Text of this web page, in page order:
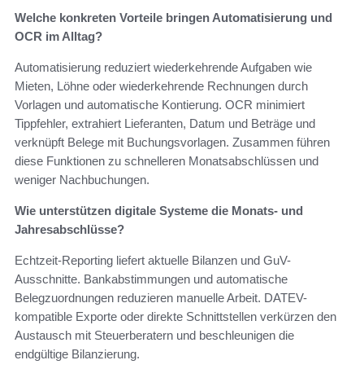
Welche konkreten Vorteile bringen Automatisierung und
OCR im Alltag?
Automatisierung reduziert wiederkehrende Aufgaben wie
Mieten, Löhne oder wiederkehrende Rechnungen durch
Vorlagen und automatische Kontierung. OCR minimiert
Tippfehler, extrahiert Lieferanten, Datum und Beträge und
verknüpft Belege mit Buchungsvorlagen. Zusammen führen
diese Funktionen zu schnelleren Monatsabschlüssen und
weniger Nachbuchungen.
Wie unterstützen digitale Systeme die Monats- und
Jahresabschlüsse?
Echtzeit-Reporting liefert aktuelle Bilanzen und GuV-
Ausschnitte. Bankabstimmungen und automatische
Belegzuordnungen reduzieren manuelle Arbeit. DATEV-
kompatible Exporte oder direkte Schnittstellen verkürzen den
Austausch mit Steuerberatern und beschleunigen die
endgültige Bilanzierung.